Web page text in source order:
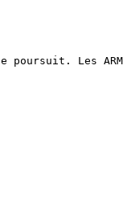
poursuit. Les